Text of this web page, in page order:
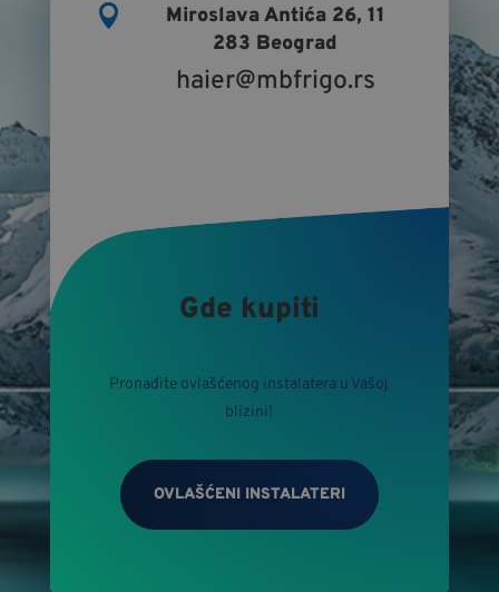

Miroslava Antića 26, 11
283 Beograd
haier@mbfrigo.rs
Gde kupiti
Pronađite ovlašćenog instalatera u Vašoj
blizini!
OVLAŠĆENI INSTALATERI